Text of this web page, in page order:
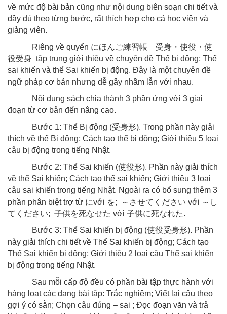
về mức độ bài bản cũng như nội dung biên soạn chi tiết và
đầy đủ theo từng bước, rất thích hợp cho cả học viên và
giảng viên.
Riêng về quyển にほんご練習帳 受身 ・ 使役 ・ 使
役受身 tập trung giới thiệu về chuyên đề Thể bị động; Thể
sai khiến và thể Sai khiến bị động. Đây là một chuyên đề
ngữ pháp cơ bản nhưng dễ gây nhầm lẫn với nhau.
Nội dung sách chia thành 3 phần ứng với 3 giai
đoạn từ cơ bản đến nâng cao.
Bước 1: Thể Bị động (受身形). Trong phần này giải
thích về thể Bị động; Cách tạo thể bị động; Giới thiệu 5 loại
câu bị động trong tiếng Nhật.
Bước 2: Thể Sai khiến (使役形). Phần này giải thích
về thể Sai khiến; Cách tạo thể sai khiến; Giới thiệu 3 loại
câu sai khiến trong tiếng Nhật. Ngoài ra có bổ sung thêm 3
phần phân biệt trợ từ にvới を; ～させてください với ～し
てください; 子供を死なせた với 子供に死なれた.
Bước 3: Thể Sai khiến bị động (使役受身形). Phần
này giải thích chi tiết về Thể Sai khiến bị động; Cách tạo
Thể Sai khiến bị động; Giới thiệu 2 loại câu Thể sai khiến
bị động trong tiếng Nhật.
Sau mỗi cấp độ đều có phần bài tập thực hành với
hàng loạt các dạng bài tập: Trắc nghiệm; Viết lại câu theo
gợi ý có sẵn; Chọn câu đúng – sai ; Đọc đoạn văn và trả